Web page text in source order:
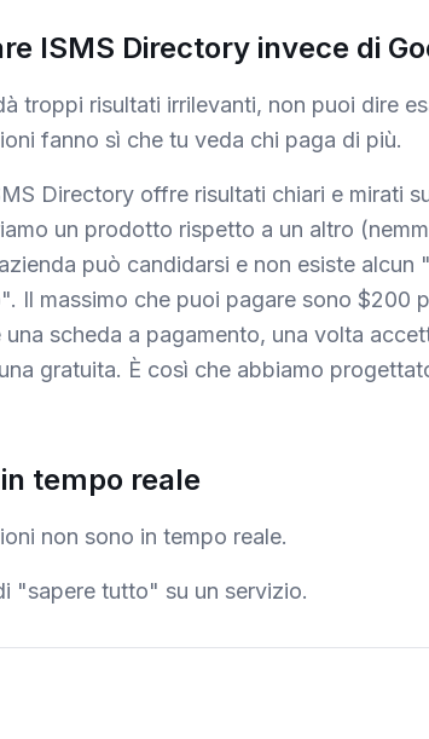
ISMS Directory invece di
troppi risultati irrilevanti, non puoi dire
fanno sì che tu veda chi paga di più.
Directory offre risultati chiari e mirati
un prodotto rispetto a un altro
può candidarsi e non esiste alcun
Il massimo che puoi pagare sono $200
scheda a pagamento, una volta
gratuita. È così che abbiamo
tempo reale
non sono in tempo reale.
"sapere tutto" su un servizio.